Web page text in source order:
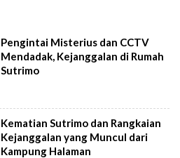
Pengintai Misterius dan CCTV
Mendadak, Kejanggalan di Rumah
Sutrimo
Kematian Sutrimo dan Rangkaian
Kejanggalan yang Muncul dari
Kampung Halaman